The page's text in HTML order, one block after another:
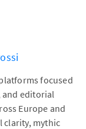
focused
editorial
Europe and
clarity, mythic